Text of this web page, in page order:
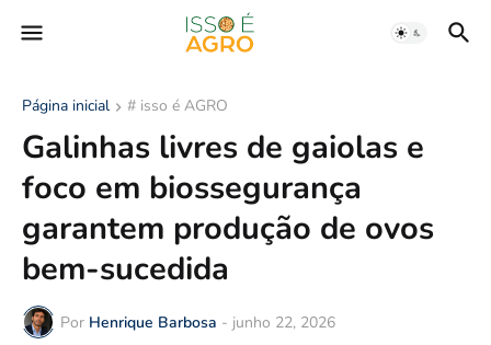
Página inicial # isso é AGRO
Galinhas livres de gaiolas e
foco em biossegurança
garantem produção de ovos
bem-sucedida
Por Henrique Barbosa - junho 22, 2026